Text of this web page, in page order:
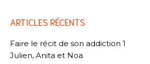
ARTICLES RÉCENTS
Faire le récit de son addiction 1
Julien, Anita et Noa